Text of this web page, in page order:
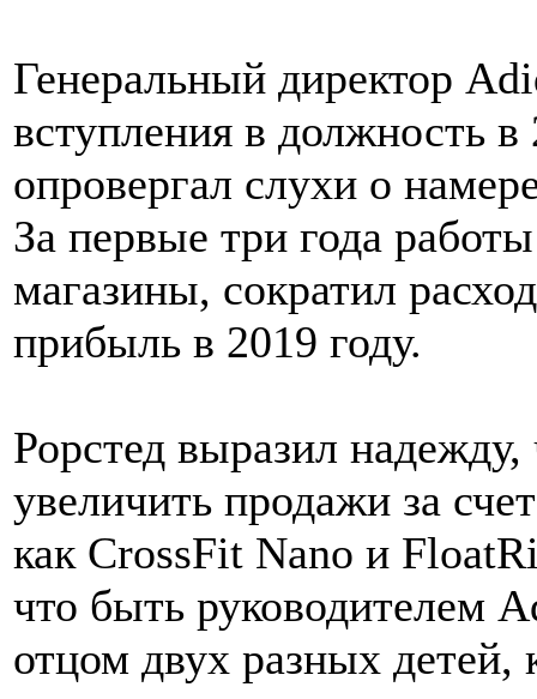
Генеральный директор
вступления в должность
опровергал слухи о
За первые три года
магазины, сократил
прибыль в 2019 году.
Рорстед выразил
увеличить продажи за
как CrossFit Nano и
что быть руководителем
отцом двух разных